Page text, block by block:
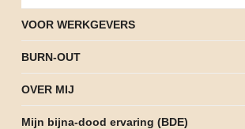
VOOR WERKGEVERS
BURN-OUT
OVER MIJ
Mijn bijna-dood ervaring (BDE)